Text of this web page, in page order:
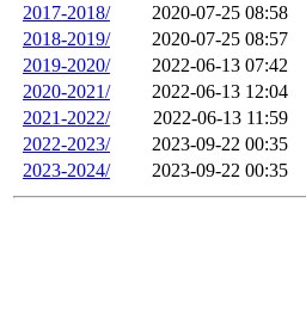
2017-2018/
2020-07-25 08:58
2018-2019/
2020-07-25 08:57
2019-2020/
2022-06-13 07:42
2020-2021/
2022-06-13 12:04
2021-2022/
2022-06-13 11:59
2022-2023/
2023-09-22 00:35
2023-2024/
2023-09-22 00:35